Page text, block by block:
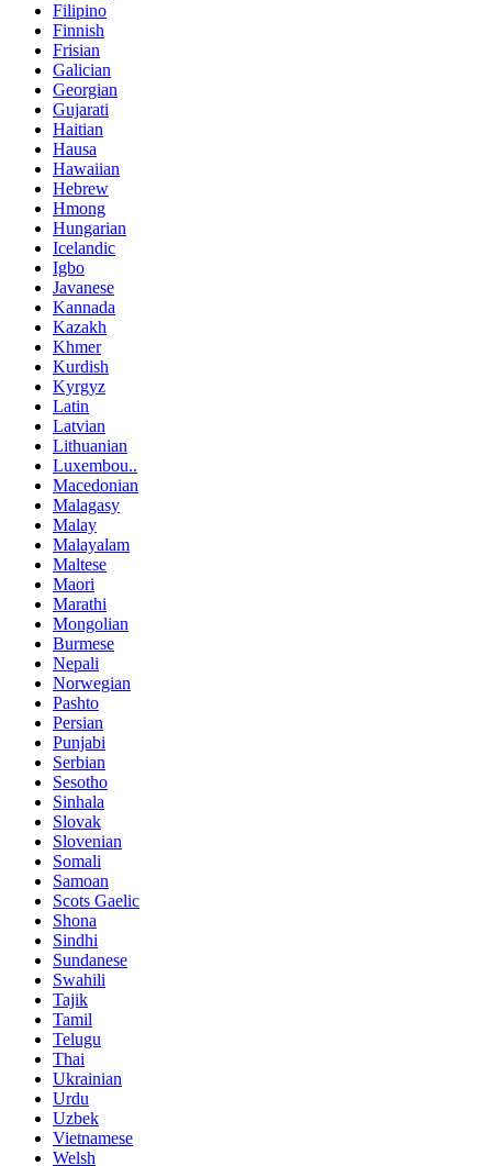
Filipino
Finnish
Frisian
Galician
Georgian
Gujarati
Haitian
Hausa
Hawaiian
Hebrew
Hmong
Hungarian
Icelandic
Igbo
Javanese
Kannada
Kazakh
Khmer
Kurdish
Kyrgyz
Latin
Latvian
Lithuanian
Luxembou..
Macedonian
Malagasy
Malay
Malayalam
Maltese
Maori
Marathi
Mongolian
Burmese
Nepali
Norwegian
Pashto
Persian
Punjabi
Serbian
Sesotho
Sinhala
Slovak
Slovenian
Somali
Samoan
Scots Gaelic
Shona
Sindhi
Sundanese
Swahili
Tajik
Tamil
Telugu
Thai
Ukrainian
Urdu
Uzbek
Vietnamese
Welsh